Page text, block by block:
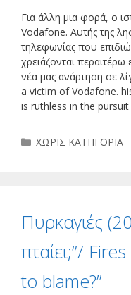
Για άλλη μια φορά, ο
Vodafone. Αυτής της
τηλεφωνίας που
χρειάζονται
νέα μας ανάρτηση σε
a victim of Vodafone.
is ruthless in the
Κατηγορίες
ΧΩΡΙΣ ΚΑΤΗΓΟΡΙΑ
Πυρκαγιές
πταίει;”/
to blame?”